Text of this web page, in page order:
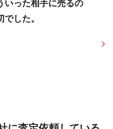
いった相手に売るの
した。